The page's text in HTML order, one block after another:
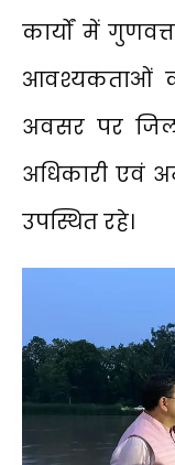
कार्यों में
आवश्यकताओं
अवसर पर
अधिकारी एवं
उपस्थित रहे।